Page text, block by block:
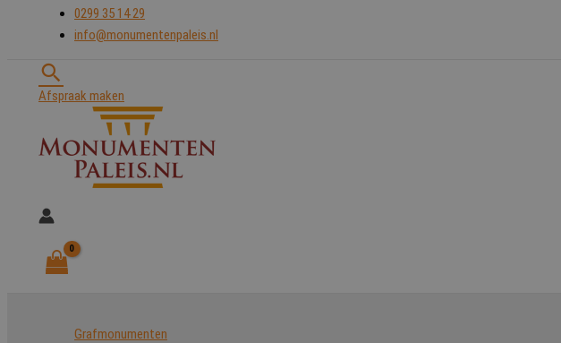
0299 35 14 29
info@monumentenpaleis.nl
Zoeken
Afspraak maken
Grafmonumenten